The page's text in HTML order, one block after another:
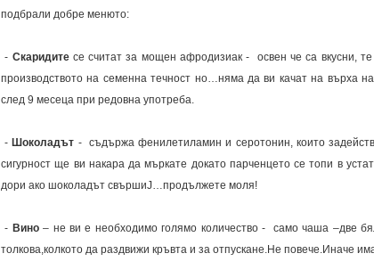
подбрали добре менюто:
- Скаридите се считат за мощен афродизиак - освен че са вкусни,
производството на семенна течност но…няма да ви качат на върха
след 9 месеца при редовна употреба.
- Шоколадът - съдържа фенилетиламин и серотонин, които
сигурност ще ви накара да мъркате докато парченцето се топи в
дори ако шоколадът свършиJ…продължете моля!
- Вино– не ви е необходимо голямо количество - само чаша –две
толкова,колкото да раздвижи кръвта и за отпускане.Не повече.Иначе